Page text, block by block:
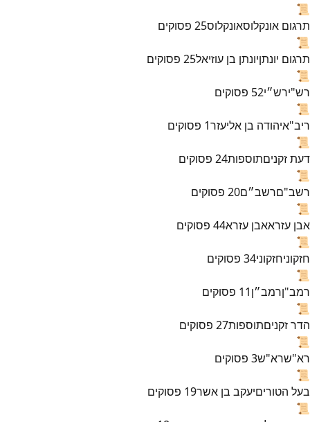
📜
תרגום אונקלוסאונקלוס25 פסוקים
📜
תרגום יונתןיונתן בן עוזיאל25 פסוקים
📜
רש"ירש״י52 פסוקים
📜
ריב"איהודה בן אליעזר1 פסוקים
📜
דעת זקניםתוספות24 פסוקים
📜
רשב"םרשב״ם20 פסוקים
📜
אבן עזראאבן עזרא44 פסוקים
📜
חזקוניחזקוני34 פסוקים
📜
רמב"ןרמב״ן11 פסוקים
📜
הדר זקניםתוספות27 פסוקים
📜
רא"שרא"ש3 פסוקים
📜
בעל הטוריםיעקב בן אשר19 פסוקים
📜